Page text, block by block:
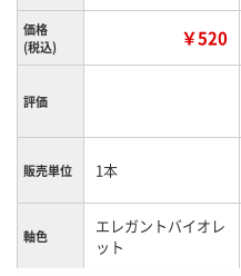
価格
(税込)
￥520
評価
販売単位 1本
軸色
エレガントバイオレ
ット